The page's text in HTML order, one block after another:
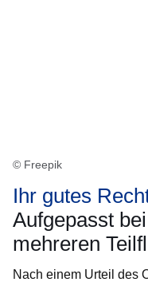
© Freepik
Ihr gutes
Aufgepasst
mehreren
Nach einem Urteil des